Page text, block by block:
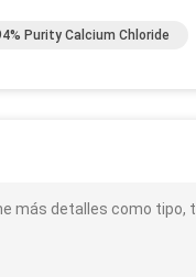
Purity Calcium Chloride
más detalles como tipo,